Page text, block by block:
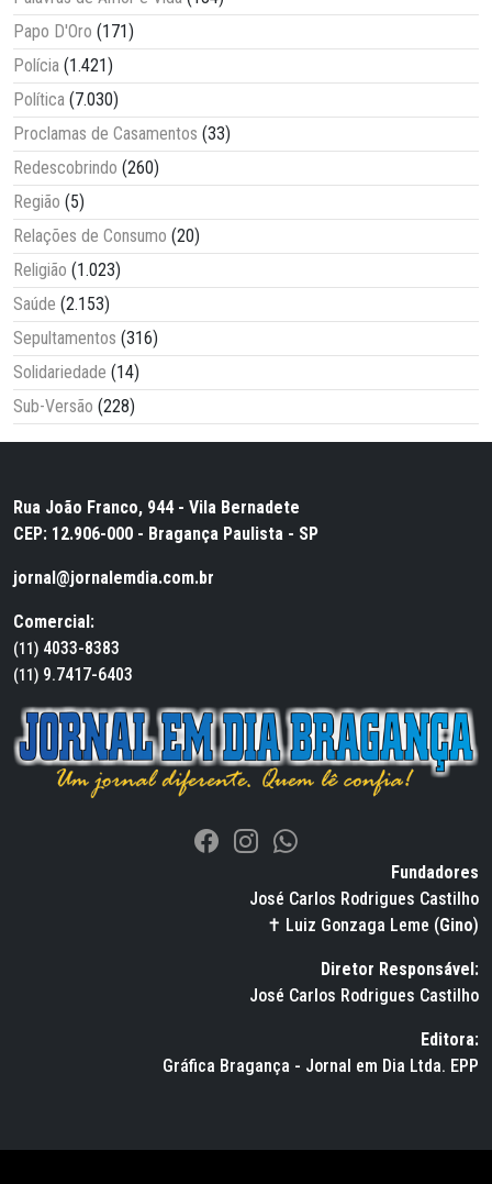
Papo D'Oro (171)
Polícia (1.421)
Política (7.030)
Proclamas de Casamentos (33)
Redescobrindo (260)
Região (5)
Relações de Consumo (20)
Religião (1.023)
Saúde (2.153)
Sepultamentos (316)
Solidariedade (14)
Sub-Versão (228)
Rua João Franco, 944 - Vila Bernadete
CEP: 12.906-000 - Bragança Paulista - SP
jornal@jornalemdia.com.br
Comercial:
(11) 4033-8383
(11) 9.7417-6403
Fundadores
José Carlos Rodrigues Castilho
✝ Luiz Gonzaga Leme (Gino)
Diretor Responsável:
José Carlos Rodrigues Castilho
Editora:
Gráfica Bragança - Jornal em Dia Ltda. EPP